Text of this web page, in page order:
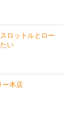
ロットルとロー
い
ー本店